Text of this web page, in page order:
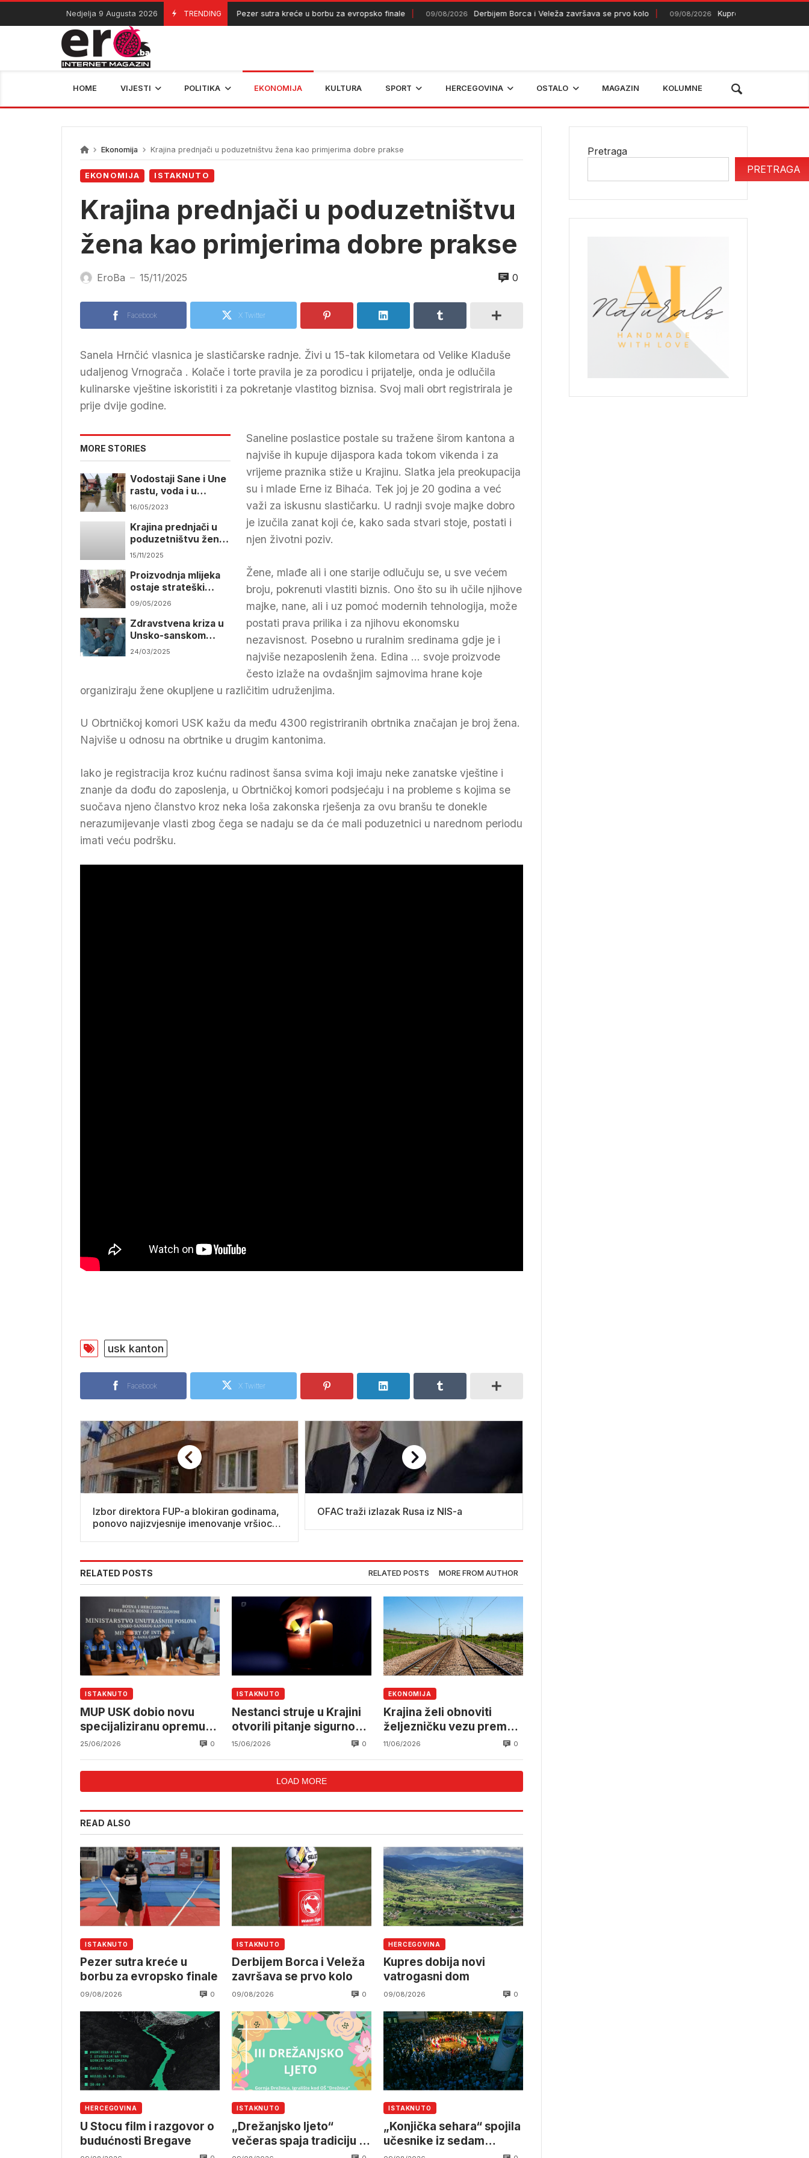
Skip
content
Nedjelja 9 Augusta 2026 TRENDING
09/08/2026 Pezer sutra kreće u borbu za evropsko finale 09/08/2026 Derbijem Borca i Veleža završava se prvo kolo 09/08/2026 Kupres dobija novi
HOME VIJESTI POLITIKA EKONOMIJA KULTURA SPORT HERCEGOVINA OSTALO MAGAZIN KOLUMNE
Ekonomija Krajina prednjači u poduzetništvu žena kao primjerima dobre prakse
EKONOMIJA ISTAKNUTO
Krajina prednjači u poduzetništvu
žena kao primjerima dobre prakse
EroBa — 15/11/2025 0
Facebook X Twitter
Sanela Hrnčić vlasnica je slastičarske radnje. Živi u 15-tak kilometara od Velike Kladuše
udaljenog Vrnograča . Kolače i torte pravila je za porodicu i prijatelje, onda je odlučila
kulinarske vještine iskoristiti i za pokretanje vlastitog biznisa. Svoj mali obrt registrirala je
prije dvije godine.
MORE STORIES
Vodostaji Sane i Une
rastu, voda i u
objektima za
16/05/2023
Krajina prednjači u
poduzetništvu žena
kao primjerima dobre
15/11/2025
Proizvodnja mlijeka
ostaje strateški
prioritet
09/05/2026
Zdravstvena kriza u
Unsko-sanskom
kantonu
24/03/2025
Saneline poslastice postale su tražene širom kantona a
najviše ih kupuje dijaspora kada tokom vikenda i za
vrijeme praznika stiže u Krajinu. Slatka jela preokupacija
su i mlade Erne iz Bihaća. Tek joj je 20 godina a već
važi za iskusnu slastičarku. U radnji svoje majke dobro
je izučila zanat koji će, kako sada stvari stoje, postati i
njen životni poziv.
Žene, mlađe ali i one starije odlučuju se, u sve većem
broju, pokrenuti vlastiti biznis. Ono što su ih učile njihove
majke, nane, ali i uz pomoć modernih tehnologija, može
postati prava prilika i za njihovu ekonomsku
nezavisnost. Posebno u ruralnim sredinama gdje je i
najviše nezaposlenih žena. Edina … svoje proizvode
često izlaže na ovdašnjim sajmovima hrane koje
organiziraju žene okupljene u različitim udruženjima.
U Obrtničkoj komori USK kažu da među 4300 registriranih obrtnika značajan je broj žena.
Najviše u odnosu na obrtnike u drugim kantonima.
Iako je registracija kroz kućnu radinost šansa svima koji imaju neke zanatske vještine i
znanje da dođu do zaposlenja, u Obrtničkoj komori podsjećaju i na probleme s kojima se
suočava njeno članstvo kroz neka loša zakonska rješenja za ovu branšu te donekle
nerazumijevanje vlasti zbog čega se nadaju se da će mali poduzetnici u narednom periodu
imati veću podršku.
usk kanton
Facebook X Twitter
Izbor direktora FUP-a blokiran godinama,
ponovo najizvjesnije imenovanje vršioca
OFAC traži izlazak Rusa iz NIS-a
RELATED POSTS RELATED POSTS MORE FROM AUTHOR
ISTAKNUTO
MUP USK dobio novu
specijaliziranu opremu
vrijednu oko 100.000 KM
25/06/2026 0
ISTAKNUTO
Nestanci struje u Krajini
otvorili pitanje sigurnosti
elektroenergetskog
15/06/2026 0
EKONOMIJA
Krajina želi obnoviti
željezničku vezu prema
Martin Brodu
11/06/2026 0
LOAD MORE
READ ALSO
ISTAKNUTO
Pezer sutra kreće u
borbu za evropsko finale
09/08/2026 0
ISTAKNUTO
Derbijem Borca i Veleža
završava se prvo kolo
09/08/2026 0
HERCEGOVINA
Kupres dobija novi
vatrogasni dom
09/08/2026 0
HERCEGOVINA
U Stocu film i razgovor o
budućnosti Bregave
ISTAKNUTO
„Drežanjsko ljeto“
večeras spaja tradiciju i
ISTAKNUTO
„Konjička sehara“ spojila
učesnike iz sedam
Pretraga
PRETRAGA